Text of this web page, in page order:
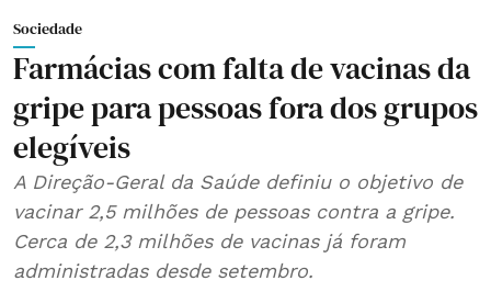
Sociedade
Farmácias com falta de vacinas da
gripe para pessoas fora dos grupos
elegíveis
A Direção-Geral da Saúde definiu o objetivo de
vacinar 2,5 milhões de pessoas contra a gripe.
Cerca de 2,3 milhões de vacinas já foram
administradas desde setembro.